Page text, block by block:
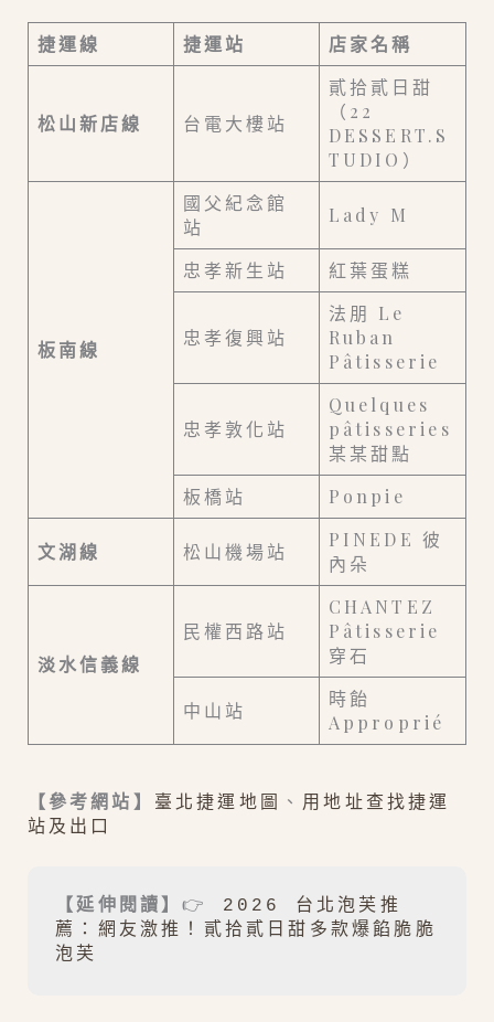
捷運線 捷運站 店家名稱
松山新店線 台電大樓站
貳拾貳日甜
（22
DESSERT.S
TUDIO）
板南線
國父紀念館
站
Lady M
忠孝新生站 紅葉蛋糕
忠孝復興站
法朋 Le
Ruban
Pâtisserie
忠孝敦化站
Quelques
pâtisseries
某某甜點
板橋站
Ponpie
文湖線 松山機場站
PINEDE 彼
內朵
淡水信義線
民權西路站
CHANTEZ
Pâtisserie
穿石
中山站
時飴
Approprié
【參考網站】 臺北捷運地圖 、 用地址查找捷運
站及出口
【延伸閱讀】👉 2026 台北泡芙推
薦：網友激推！貳拾貳日甜多款爆餡脆脆
泡芙